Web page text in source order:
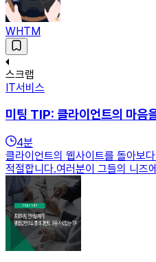
WHTM
스크랩
IT서비스
미팅 TIP: 클라이언트의 마음
4분
클라이언트의 웹사이트를 돌아보
적절합니다.여러분이 그들의 니즈